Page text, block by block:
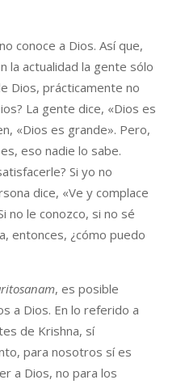
conoce a Dios. Así que,
la actualidad la gente sólo
Dios, prácticamente no
La gente dice, «Dios es
«Dios es grande». Pero,
eso nadie lo sabe.
Si yo no
dice, «Ve y complace
no le conozco, si no sé
entonces, ¿cómo puedo
, es posible
a Dios. En lo referido a
de Krishna, sí
para nosotros sí es
a Dios, no para los